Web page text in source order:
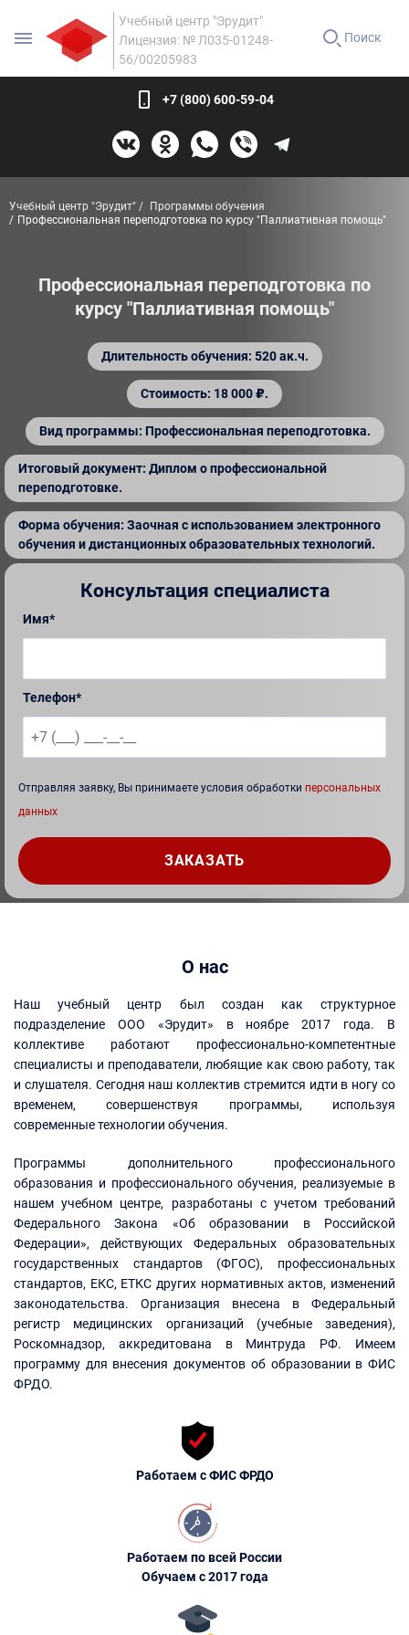
Учебный центр "Эрудит"
Лицензия: № Л035-01248-
56/00205983
Поиск
+7 (800) 600-59-04
Учебный центр "Эрудит"
Программы обучения
Профессиональная переподготовка по курсу "Паллиативная помощь"
Профессиональная переподготовка по
курсу "Паллиативная помощь"
Длительность обучения: 520 ак.ч.
Стоимость: 18 000 ₽.
Вид программы: Профессиональная переподготовка.
Итоговый документ: Диплом о профессиональной
переподготовке.
Форма обучения: Заочная с использованием электронного
обучения и дистанционных образовательных технологий.
Консультация специалиста
Имя*
Телефон*
Отправляя заявку, Вы принимаете условия обработки персональных
данных
О нас
Наш учебный центр был создан как структурное
подразделение ООО «Эрудит» в ноябре 2017 года. В
коллективе работают профессионально-компетентные
специалисты и преподаватели, любящие как свою работу, так
и слушателя. Сегодня наш коллектив стремится идти в ногу со
временем, совершенствуя программы, используя
современные технологии обучения.
Программы дополнительного профессионального
образования и профессионального обучения, реализуемые в
нашем учебном центре, разработаны с учетом требований
Федерального Закона «Об образовании в Российской
Федерации», действующих Федеральных образовательных
государственных стандартов (ФГОС), профессиональных
стандартов, ЕКС, ЕТКС других нормативных актов, изменений
законодательства. Организация внесена в Федеральный
регистр медицинских организаций (учебные заведения),
Роскомнадзор, аккредитована в Минтруда РФ. Имеем
программу для внесения документов об образовании в ФИС
ФРДО.
Работаем с ФИС ФРДО
Работаем по всей России
Обучаем с 2017 года